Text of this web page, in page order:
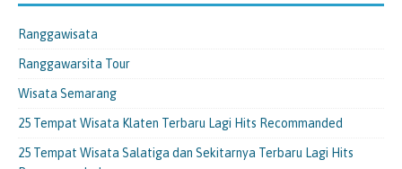
Ranggawisata
Ranggawarsita Tour
Wisata Semarang
25 Tempat Wisata Klaten Terbaru Lagi Hits Recommanded
25 Tempat Wisata Salatiga dan Sekitarnya Terbaru Lagi Hits